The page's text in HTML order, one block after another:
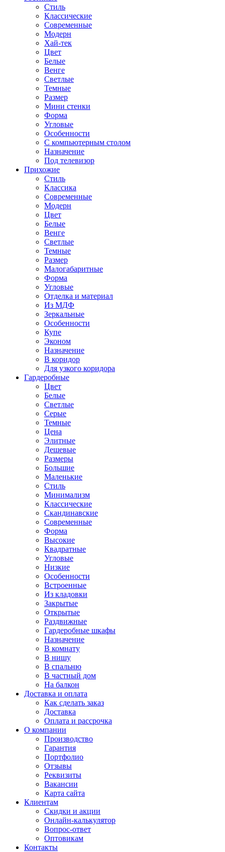
Стиль
Классические
Современные
Модерн
Хай-тек
Цвет
Белые
Венге
Светлые
Темные
Размер
Мини стенки
Форма
Угловые
Особенности
С компьютерным столом
Назначение
Под телевизор
Прихожие
Стиль
Классика
Современные
Модерн
Цвет
Белые
Венге
Светлые
Темные
Размер
Малогабаритные
Форма
Угловые
Отделка и материал
Из МДФ
Зеркальные
Особенности
Купе
Эконом
Назначение
В коридор
Для узкого коридора
Гардеробные
Цвет
Белые
Светлые
Серые
Темные
Цена
Элитные
Дешевые
Размеры
Большие
Маленькие
Стиль
Минимализм
Классические
Скандинавские
Современные
Форма
Высокие
Квадратные
Угловые
Низкие
Особенности
Встроенные
Из кладовки
Закрытые
Открытые
Раздвижные
Гардеробные шкафы
Назначение
В комнату
В нишу
В спальню
В частный дом
На балкон
Доставка и оплата
Как сделать заказ
Доставка
Оплата и рассрочка
О компании
Производство
Гарантия
Портфолио
Отзывы
Реквизиты
Вакансии
Карта сайта
Клиентам
Скидки и акции
Онлайн-калькулятор
Вопрос-ответ
Оптовикам
Контакты